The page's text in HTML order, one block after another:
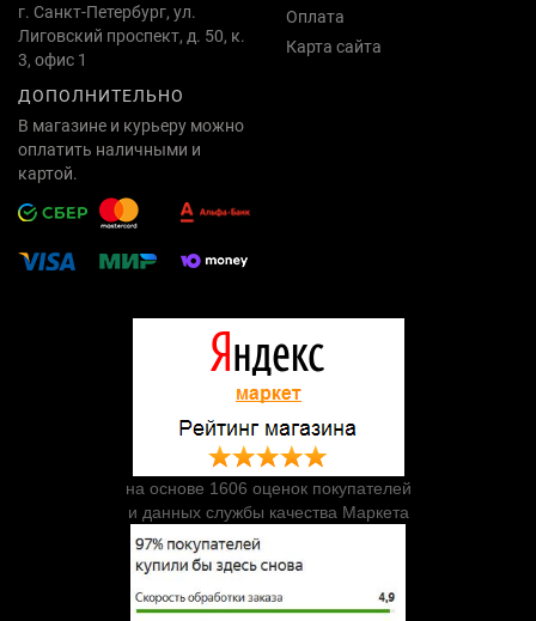
г. Санкт-Петербург, ул.
Лиговский проспект, д. 50, к.
3, офис 1
Оплата
Карта сайта
ДОПОЛНИТЕЛЬНО
В магазине и курьеру можно
оплатить наличными и
картой.
на основе 1606 оценок покупателей
и данных службы качества Маркета